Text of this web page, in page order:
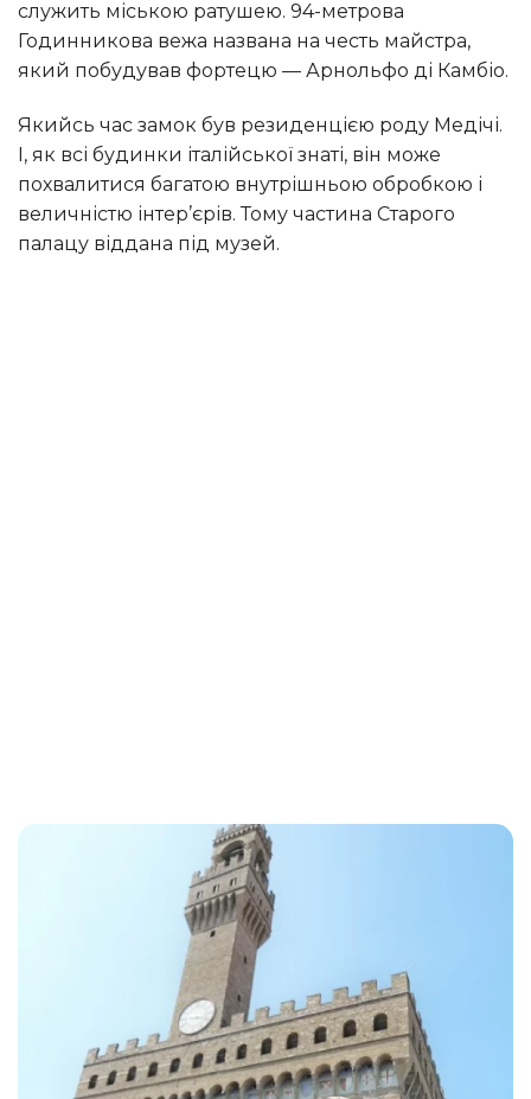
служить міською ратушею. 94-метрова
Годинникова вежа названа на честь майстра,
який побудував фортецю — Арнольфо ді Камбіо.
Якийсь час замок був резиденцією роду Медічі.
І, як всі будинки італійської знаті, він може
похвалитися багатою внутрішньою обробкою і
величністю інтер’єрів. Тому частина Старого
палацу віддана під музей.